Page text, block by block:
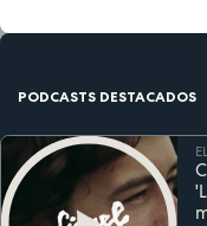
PODCASTS DESTACADOS